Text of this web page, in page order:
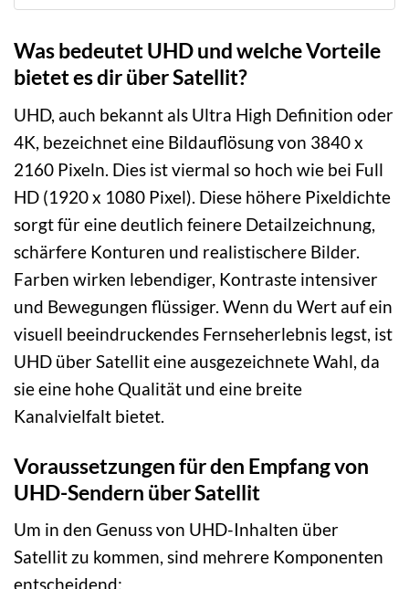
Was bedeutet UHD und welche Vorteile
bietet es dir über Satellit?
UHD, auch bekannt als Ultra High Definition oder
4K, bezeichnet eine Bildauflösung von 3840 x
2160 Pixeln. Dies ist viermal so hoch wie bei Full
HD (1920 x 1080 Pixel). Diese höhere Pixeldichte
sorgt für eine deutlich feinere Detailzeichnung,
schärfere Konturen und realistischere Bilder.
Farben wirken lebendiger, Kontraste intensiver
und Bewegungen flüssiger. Wenn du Wert auf ein
visuell beeindruckendes Fernseherlebnis legst, ist
UHD über Satellit eine ausgezeichnete Wahl, da
sie eine hohe Qualität und eine breite
Kanalvielfalt bietet.
Voraussetzungen für den Empfang von
UHD-Sendern über Satellit
Um in den Genuss von UHD-Inhalten über
Satellit zu kommen, sind mehrere Komponenten
entscheidend: